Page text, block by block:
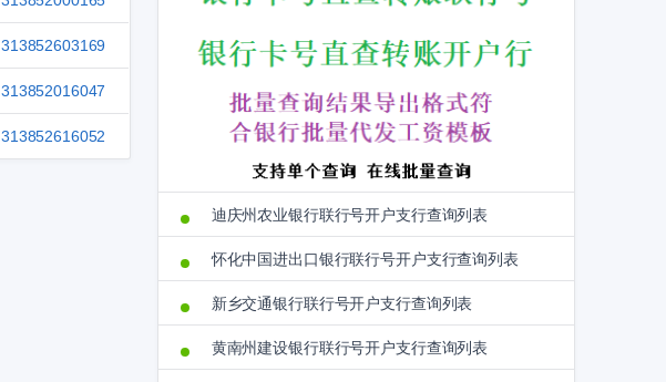
313852603169
313852016047
313852616052
迪庆州农业银行联行号开户支行查询列表
怀化中国进出口银行联行号开户支行查询列表
新乡交通银行联行号开户支行查询列表
黄南州建设银行联行号开户支行查询列表